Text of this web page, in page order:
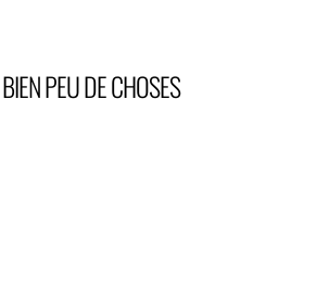
PEU DE CHOSES